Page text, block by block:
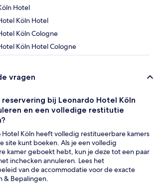
Hotel
Köln Hotel
Köln Cologne
Köln Hotel Cologne
vragen
reservering bij Leonardo Hotel Köln
en een volledige restitutie
Hotel Köln heeft volledig restitueerbare kamers
site kunt boeken. Als je een volledig
kamer geboekt hebt, kun je deze tot een paar
inchecken annuleren. Lees het
van de accommodatie voor de exacte
& Bepalingen.